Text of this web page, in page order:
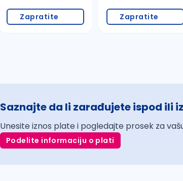
Zapratite Zapratite
Saznajte da li zarađujete ispod ili
Unesite iznos plate i pogledajte prosek za
Podelite informaciju o plati